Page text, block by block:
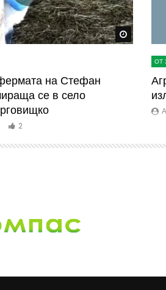
Watch
на Стефан
се в село
2
ОТ